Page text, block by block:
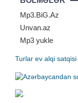
Mp3.BiG.Az
Unvan.az
Mp3 yukle
Turlar ev alqi satqisi